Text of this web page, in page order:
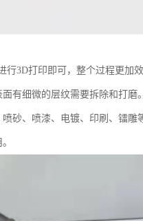
3D打印即可，整个过程更加
有细微的层纹需要拆除和打磨
砂、喷漆、电镀、印刷、镭雕